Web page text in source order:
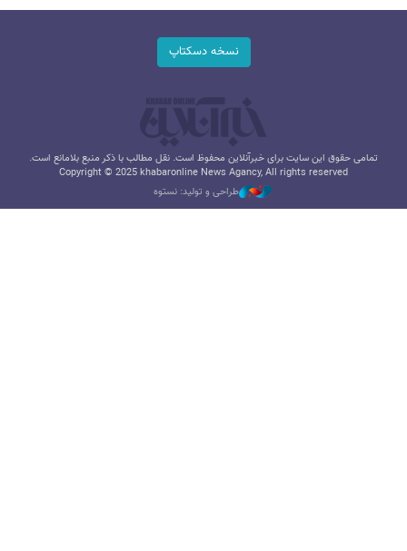
نسخه دسکتاپ
تمامی حقوق این سایت برای خبرآنلاین محفوظ است. نقل مطالب با ذکر منبع بلامانع است.
Copyright © 2025 khabaronline News Agancy, All rights reserved
طراحی و تولید: نستوه